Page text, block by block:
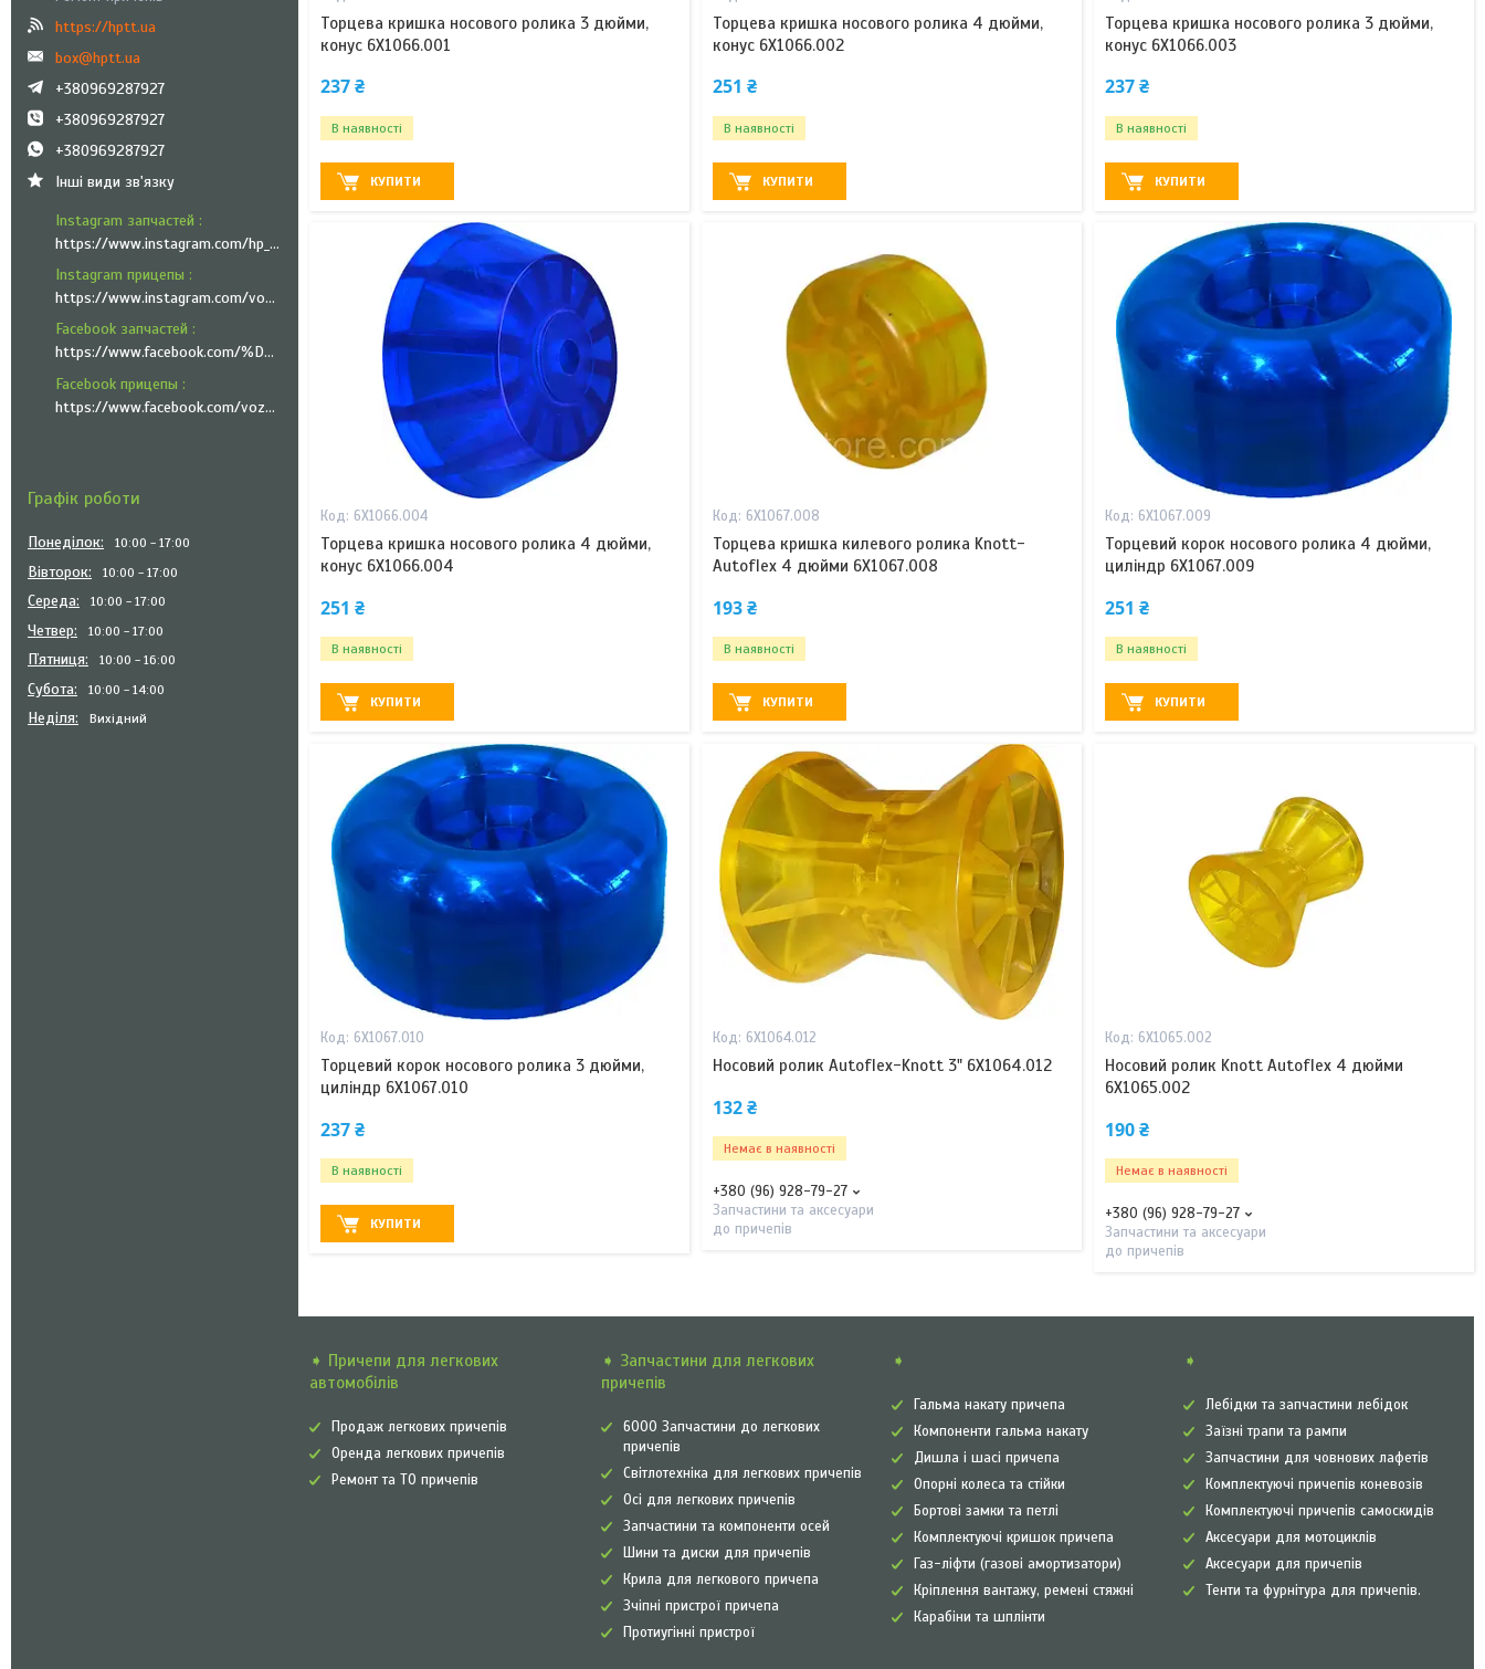
https://hptt.ua
box@hptt.ua
+380969287927
+380969287927
+380969287927
Інші види зв'язку
Instagram запчастей
https://www.instagram.com/hp_trailer_technik/
Instagram прицепы
https://www.instagram.com/vozyk.ua/
Facebook запчастей
https://www.facebook.com/%D0%A5%D0%9F-%D0%A2%D1%80%D0%B5%D0%B9%D0%BB%D0%B5%D1%80-%D0%A2%D0%B5%D1%85%D0%BD%D1%96%D0%BA-101335951999545
Facebook прицепы
https://www.facebook.com/vozyk.ua/
Графік роботи
Понеділок 10:00 17:00
Вівторок 10:00 17:00
Середа 10:00 17:00
Четвер 10:00 17:00
Пʼятниця 10:00 16:00
Субота 10:00 14:00
Неділя Вихідний
Торцева кришка носового ролика 3 дюйми,
конус 6X1066.001
237 ₴
В наявності
КУПИТИ
Торцева кришка носового ролика 4 дюйми,
конус 6X1066.002
251 ₴
В наявності
КУПИТИ
Торцева кришка носового ролика 3 дюйми,
конус 6X1066.003
237 ₴
В наявності
КУПИТИ
6X1066.004
Торцева кришка носового ролика 4 дюйми,
конус 6X1066.004
251 ₴
В наявності
КУПИТИ
6X1067.008
Торцева кришка килевого ролика Knott-
Autoflex 4 дюйми 6X1067.008
193 ₴
В наявності
КУПИТИ
6X1067.009
Торцевий корок носового ролика 4 дюйми,
циліндр 6X1067.009
251 ₴
В наявності
КУПИТИ
6X1067.010
Торцевий корок носового ролика 3 дюйми,
циліндр 6X1067.010
237 ₴
В наявності
КУПИТИ
6X1064.012
Носовий ролик Autoflex-Knott 3" 6X1064.012
132 ₴
Немає в наявності
+380 (96) 928-79-27
Запчастини та аксесуари
до причепів
6X1065.002
Носовий ролик Knott Autoflex 4 дюйми
6X1065.002
190 ₴
Немає в наявності
+380 (96) 928-79-27
Запчастини та аксесуари
до причепів
➧ Причепи для легкових
автомобілів
Продаж легкових причепів
Оренда легкових причепів
Ремонт та ТО причепів
➧ Запчастини для легкових
причепів
6000 Запчастини до легкових
причепів
Світлотехніка для легкових причепів
Осі для легкових причепів
Запчастини та компоненти осей
Шини та диски для причепів
Крила для легкового причепа
Зчіпні пристрої причепа
Протиугінні пристрої
➧
Гальма накату причепа
Компоненти гальма накату
Дишла і шасі причепа
Опорні колеса та стійки
Бортові замки та петлі
Комплектуючі кришок причепа
Газ-ліфти (газові амортизатори)
Кріплення вантажу, ремені стяжні
Карабіни та шплінти
➧
Лебідки та запчастини лебідок
Заїзні трапи та рампи
Запчастини для човнових лафетів
Комплектуючі причепів коневозів
Комплектуючі причепів самоскидів
Аксесуари для мотоциклів
Аксесуари для причепів
Тенти та фурнітура для причепів.